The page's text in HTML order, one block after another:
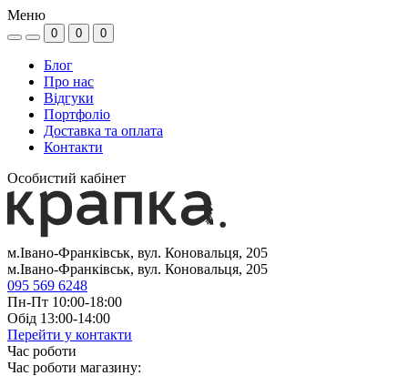
Меню
0 0 0
Блог
Про нас
Відгуки
Портфоліо
Доставка та оплата
Контакти
Особистий кабінет
м.Івано-Франківськ, вул. Коновальця, 205
м.Івано-Франківськ, вул. Коновальця, 205
095 569 6248
Пн-Пт 10:00-18:00
Обід 13:00-14:00
Перейти у контакти
Час роботи
Час роботи магазину: